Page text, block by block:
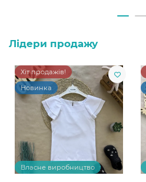
Лідери продажу
Хіт продажів!
Новинка
Власне виробництво